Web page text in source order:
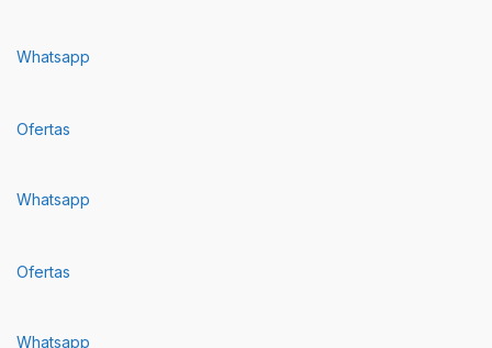
Whatsapp
Ofertas
Whatsapp
Ofertas
Whatsapp